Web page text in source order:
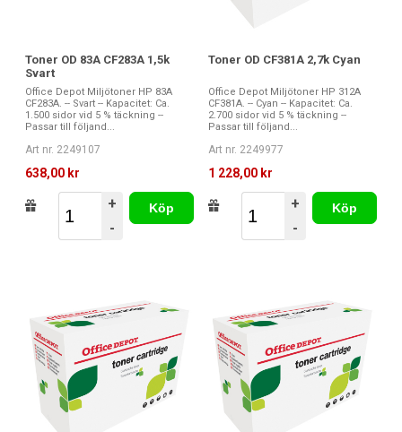
Toner OD 83A CF283A 1,5k
Svart
Office Depot Miljötoner HP 83A
CF283A. -- Svart -- Kapacitet: Ca.
1.500 sidor vid 5 % täckning --
Passar till följand...
Art nr. 2249107
638,00 kr
+
-
Köp
Toner OD CF381A 2,7k Cyan
Office Depot Miljötoner HP 312A
CF381A. -- Cyan -- Kapacitet: Ca.
2.700 sidor vid 5 % täckning --
Passar till följand...
Art nr. 2249977
1 228,00 kr
+
-
Köp